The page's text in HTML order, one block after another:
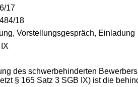
17
18
Vorstellungsgespräch, Einladung
des schwerbehinderten
§ 165 Satz 3 SGB IX) ist die